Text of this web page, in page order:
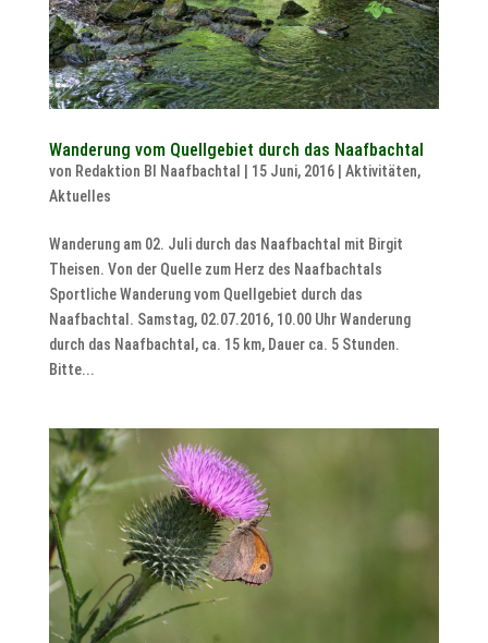
Wanderung vom Quellgebiet durch das Naafbachtal
von Redaktion BI Naafbachtal | 15 Juni, 2016| Aktivitäten,
Aktuelles
Wanderung am 02. Juli durch das Naafbachtal mit Birgit
Theisen. Von der Quelle zum Herz des Naafbachtals
Sportliche Wanderung vom Quellgebiet durch das
Naafbachtal. Samstag, 02.07.2016, 10.00 Uhr Wanderung
durch das Naafbachtal, ca. 15 km, Dauer ca. 5 Stunden.
Bitte...